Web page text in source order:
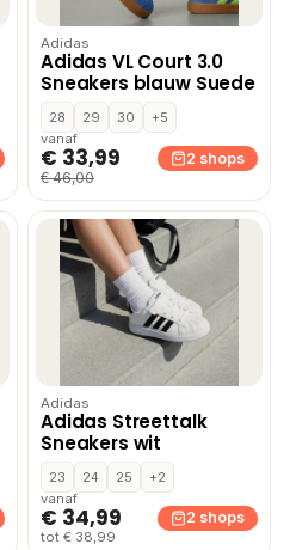
Adidas
Adidas VL Court 3.0
Sneakers blauw Suede
28 29 30
+5
vanaf
€ 33,99
€ 46,00
2 shops
Adidas
Adidas Streettalk
Sneakers wit
23 24 25
+2
vanaf
€ 34,99
tot € 38,99
2 shops